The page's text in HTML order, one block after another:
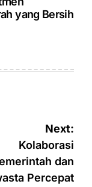
yang Bersih
Next:
Kolaborasi
dan
Percepat